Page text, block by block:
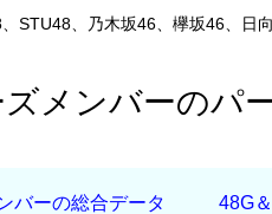
、乃木坂46、欅坂46、日
メンバーのパ
バーの総合データ 48G